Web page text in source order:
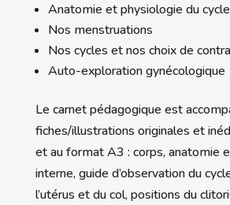
Anatomie et physiologie du
Nos menstruations
Nos cycles et nos choix de
Auto-exploration gynécologique
Le carnet pédagogique est
fiches/illustrations originales et
et au format A3 : corps, anatomie
interne, guide d’observation du
l’utérus et du col, positions du